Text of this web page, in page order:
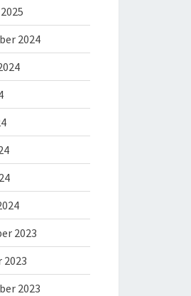
2024
2023
2023